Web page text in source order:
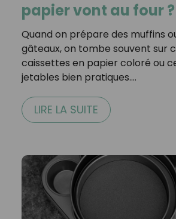
papier vont au four ?
Quand on prépare des muffins
gâteaux, on tombe souvent sur
caissettes en papier coloré ou
jetables bien pratiques.…
LIRE LA SUITE